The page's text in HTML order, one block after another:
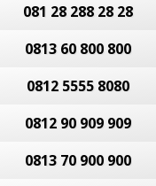
081 28 288 28 28
0813 60 800 800
0812 5555 8080
0812 90 909 909
0813 70 900 900